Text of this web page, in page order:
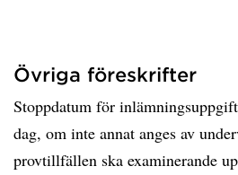
Övriga föreskrifter
Stoppdatum för
dag, om inte annat anges av
provtillfällen ska examinerande